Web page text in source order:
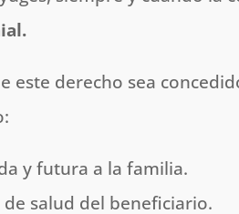
este derecho sea
y futura a la familia.
salud del beneficiario.